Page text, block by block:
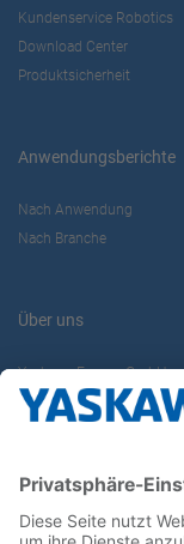
Kundenservice Robotics
Download Center
Produktsicherheit
Anwendungsberichte
Nach Anwendung
Nach Branche
Über uns
Yaskawa Europe GmbH
Karriere
Newsletter